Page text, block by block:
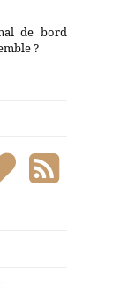
de bord
?